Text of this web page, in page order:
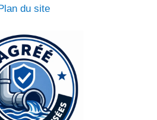
du site